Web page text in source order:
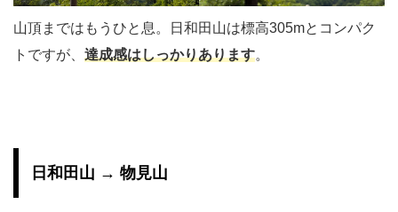
山頂まではもうひと息。日和田山は標高305mとコンパク
トですが、 達成感はしっかりあります。
日和田山 → 物見山